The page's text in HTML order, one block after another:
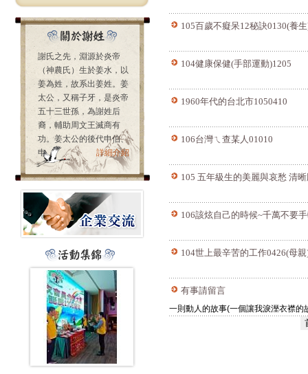
謝氏之先，淵源於炎帝
（神農氏）生於姜水，以
姜為姓，故系出姜姓。姜
太公，又稱子牙，是炎帝
五十三世孫，為謝姓后
裔，輔助周文王滅商有
功。姜太公的後代申伯、
申...
詳細介紹
105百歲不癡呆12秘訣0130(養
104健康保健(手部運動)1205
1960年代的台北市1050410
106台灣ㄟ查某人01010
105 五年級生的美麗與哀愁 清
106該炫自己的時候~千萬不要
104世上最辛苦的工作0426(母親
有事請留言
一則動人的故事(一個讓我淚溼衣襟的